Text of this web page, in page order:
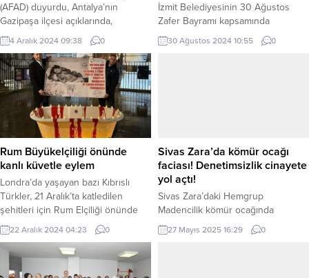
(AFAD) duyurdu, Antalya’nın
Gazipaşa ilçesi açıklarında,
Akdeniz’de 4.6 büyüklüğünde bir
deprem meydana geldi. Deprem
saat 12:09’da gerçekleşti. 4 Aralık
2024, 12:27 yayınlandı ANKARA-
BHA AFAD, bugün saat 12.09’da
Antalya’nın Gazipaşa ilçesi
açıklarında 4.6 büyüklüğünde...
4 Aralık 2024 09:38 0
İzmit Belediyesinin 30 Ağustos
Zafer Bayramı kapsamında
düzenlediği Bisiklet Korteji, yoğun
katılımla gerçekleşerek büyük bir
Merkezi’nde başlayan kortej Kültür
Tepesi’nde bulunan Atatürk
Anıtı’nda sona...
30 Ağustos 2024 10:55 0
Rum Büyükelçiliği önünde
kanlı küvetle eylem
Londra’da yaşayan bazı Kıbrıslı
Türkler, 21 Aralık’ta katledilen
şehitleri için Rum Elçiliği önünde
protesto eylemi düzenledi
Eylemde, şehitler için mumlar dikildi
Rum Elçiliği önüne. KKTC-BHA
Kumsal Katliamı’nda banyoda
22 Aralık 2024 04:23 0
Sivas Zara’da kömür ocağı
faciası! Denetimsizlik cinayete
yol açtı!
Sivas Zara’daki Hemgrup
Madencilik kömür ocağında
patlama: 1 yabancı uyruklu işçi öldü,
2 işçi yaralandı. “ÇED Gerekli
27 Mayıs 2025 16:29 0